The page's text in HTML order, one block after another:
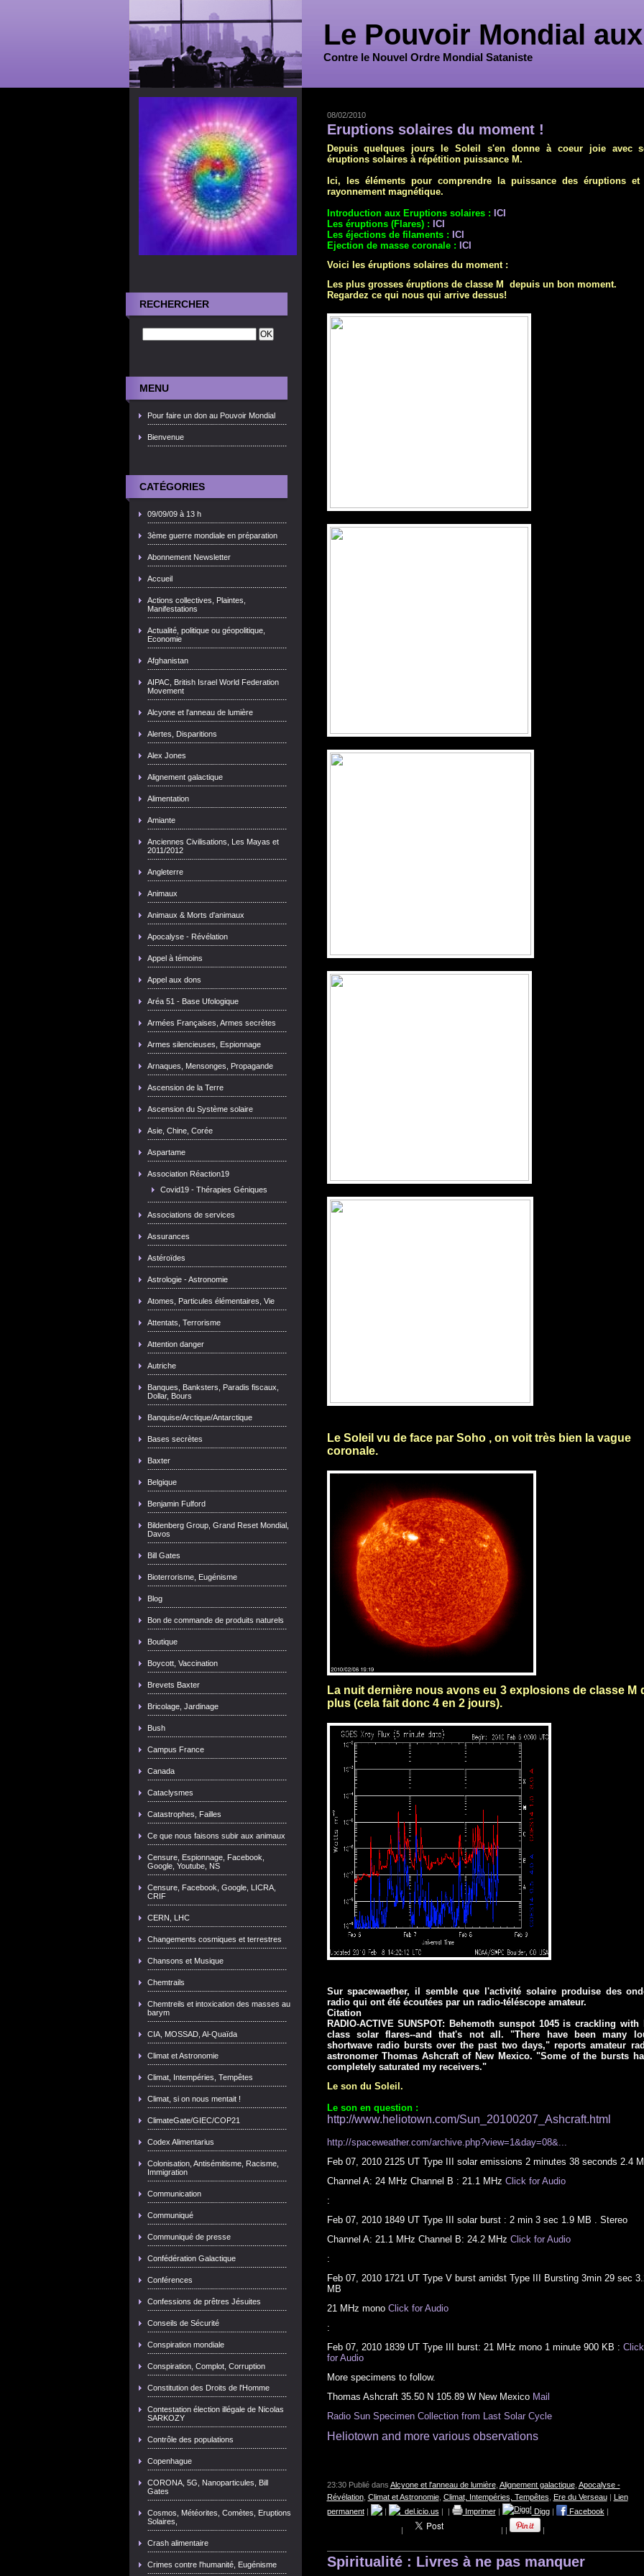
Le Pouvoir Mondial
Contre le Nouvel Ordre Mondial Sataniste
RECHERCHER
MENU
Pour faire un don au Pouvoir Mondial
Bienvenue
CATÉGORIES
09/09/09 à 13 h
3ème guerre mondiale en préparation
Abonnement Newsletter
Accueil
Actions collectives, Plaintes,
Manifestations
Actualité, politique ou géopolitique,
Economie
Afghanistan
AIPAC, British Israel World Federation
Movement
Alcyone et l'anneau de lumière
Alertes, Disparitions
Alex Jones
Alignement galactique
Alimentation
Amiante
Anciennes Civilisations, Les Mayas et
2011/2012
Angleterre
Animaux
Animaux & Morts d'animaux
Apocalyse - Révélation
Appel à témoins
Appel aux dons
Aréa 51 - Base Ufologique
Armées Françaises, Armes secrètes
Armes silencieuses, Espionnage
Arnaques, Mensonges, Propagande
Ascension de la Terre
Ascension du Système solaire
Asie, Chine, Corée
Aspartame
Association Réaction19
Covid19 - Thérapies Géniques
Associations de services
Assurances
Astéroïdes
Astrologie - Astronomie
Atomes, Particules élémentaires, Vie
Attentats, Terrorisme
Attention danger
Autriche
Banques, Banksters, Paradis fiscaux,
Dollar, Bours
Banquise/Arctique/Antarctique
Bases secrètes
Baxter
Belgique
Benjamin Fulford
Bildenberg Group, Grand Reset Mondial,
Davos
Bill Gates
Bioterrorisme, Eugénisme
Blog
Bon de commande de produits naturels
Boutique
Boycott, Vaccination
Brevets Baxter
Bricolage, Jardinage
Bush
Campus France
Canada
Cataclysmes
Catastrophes, Failles
Ce que nous faisons subir aux animaux
Censure, Espionnage, Facebook,
Google, Youtube, NS
Censure, Facebook, Google, LICRA,
CRIF
CERN, LHC
Changements cosmiques et terrestres
Chansons et Musique
Chemtrails
Chemtreils et intoxication des masses au
barym
CIA, MOSSAD, Al-Quaïda
Climat et Astronomie
Climat, Intempéries, Tempêtes
Climat, si on nous mentait !
ClimateGate/GIEC/COP21
Codex Alimentarius
Colonisation, Antisémitisme, Racisme,
Immigration
Communication
Communiqué
Communiqué de presse
Confédération Galactique
Conférences
Confessions de prêtres Jésuites
Conseils de Sécurité
Conspiration mondiale
Conspiration, Complot, Corruption
Constitution des Droits de l'Homme
Contestation élection illégale de Nicolas
SARKOZY
Contrôle des populations
Copenhague
CORONA, 5G, Nanoparticules, Bill
Gates
Cosmos, Météorites, Comètes, Eruptions
Solaires,
Crash alimentaire
Crimes contre l'humanité, Eugénisme
08/02/2010
Eruptions solaires du moment !
Depuis quelques jours le Soleil s'en donne à coeur joie avec
éruptions solaires à répétition puissance M.
Ici, les éléments pour comprendre la puissance des éruptions et
rayonnement magnétique.
ntroduction aux Eruptions solaires : ICI
Les éruptions (Flares) : ICI
Les éjections de filaments : ICI
Ejection de masse coronale : ICI
Voici les éruptions solaires du moment :
Les plus grosses éruptions de classe M depuis un bon moment.
Regardez ce qui nous qui arrive dessus!
Le Soleil vu de face par Soho , on voit très bien la vague
coronale.
La nuit dernière nous avons eu 3 explosions de classe M
plus (cela fait donc 4 en 2 jours).
Sur spacewaether, il semble que l'activité solaire produise des
radio qui ont été écoutées par un radio-téléscope amateur.
Citation
RADIO-ACTIVE SUNSPOT: Behemoth sunspot 1045 is crackling with
class solar flares--and that's not all. "There have been many
shortwave radio bursts over the past two days," reports amateur
astronomer Thomas Ashcraft of New Mexico. "Some of the bursts
completely saturated my receivers."
Le son du Soleil.
Le son en question :
http://www.heliotown.com/Sun_20100207_Ashcraft.html
http://spaceweather.com/archive.php?view=1&day=08&...
Feb 07, 2010 2125 UT Type III solar emissions 2 minutes 38 seconds 2.4
Channel A: 24 MHz Channel B : 21.1 MHz Click for Audio
:
Feb 07, 2010 1849 UT Type III solar burst : 2 min 3 sec 1.9 MB . Stereo
Channel A: 21.1 MHz Channel B: 24.2 MHz Click for Audio
:
Feb 07, 2010 1721 UT Type V burst amidst Type III Bursting 3min 29 sec
MB
21 MHz mono Click for Audio
:
Feb 07, 2010 1839 UT Type III burst: 21 MHz mono 1 minute 900 KB : Click
for Audio
More specimens to follow.
Thomas Ashcraft 35.50 N 105.89 W New Mexico Mail
Radio Sun Specimen Collection from Last Solar Cycle
Heliotown and more various observations
23:30 Publié dans Alcyone et l'anneau de lumière, Alignement galactique, Apocalyse -
Révélation, Climat et Astronomie, Climat, Intempéries, Tempêtes Ere du Verseau| Lien
permanent| | del.icio.us | | Imprimer| Digg| Facebook |
| | | |
Spiritualité : Livres à ne pas manquer